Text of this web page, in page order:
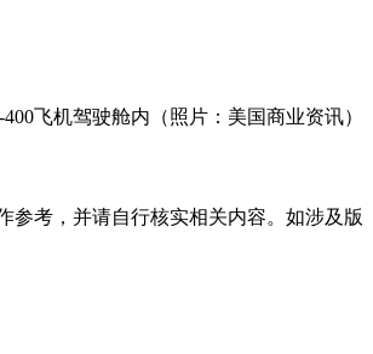
飞机驾驶舱内（照片：美国商业资讯）
参考，并请自行核实相关内容。如涉及版